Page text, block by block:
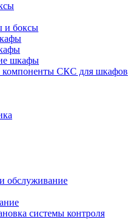
боксы
шкафы
компоненты СКС для шкафов
обслуживание
системы контроля